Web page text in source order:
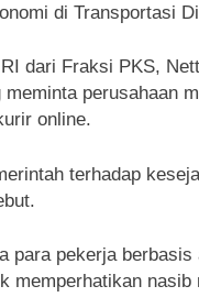
di Transportasi
dari Fraksi PKS,
perusahaan
online.
terhadap
para pekerja
memperhatikan nasib